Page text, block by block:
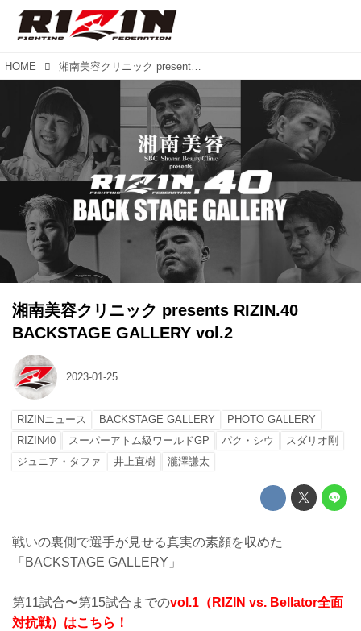
HOME 湘南美容クリニック presents RIZIN.40 BACKSTAGE GALLERY vol.2
湘南美容クリニック presents RIZIN.40
BACKSTAGE GALLERY vol.2
2023-01-25
RIZINニュース BACKSTAGE GALLERY
PHOTO GALLERY
RIZIN40
スーパーアトム級ワールドGP パク・シウ
スダリオ剛
ジュニア・タファ
井上直樹 瀧澤謙太
戦いの裏側で選手が見せる真実の素顔を収めた
「BACKSTAGE GALLERY」
第11試合〜第15試合までのvol.1（RIZIN vs. Bellator全面
対抗戦）はこちら！